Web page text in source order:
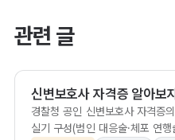
관련 글
신변보호사 자격증 알아보
경찰청 공인 신변보호사 자격증
실기 구성(범인 대응술·체포 연